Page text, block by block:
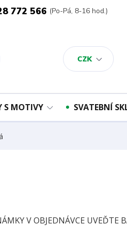
CZK
772 566 (Po-Pá, 8-16 hod.)
S MOTIVY SVATEBNÍ
V OBJEDNÁVCE UVEĎTE